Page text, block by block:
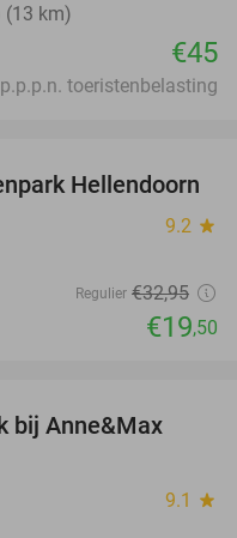
(13 km)
€45
toeristenbelasting
41%
Hellendoorn
9.2 star
Regulier €32,95
€19,50
bij Anne&Max
9.1 star